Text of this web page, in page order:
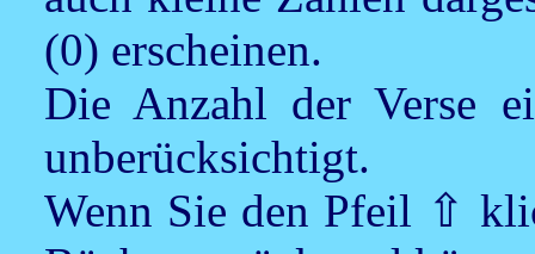
(0) erscheinen.
Die Anzahl der Verse
unberücksichtigt.
Wenn Sie den Pfeil ⇧